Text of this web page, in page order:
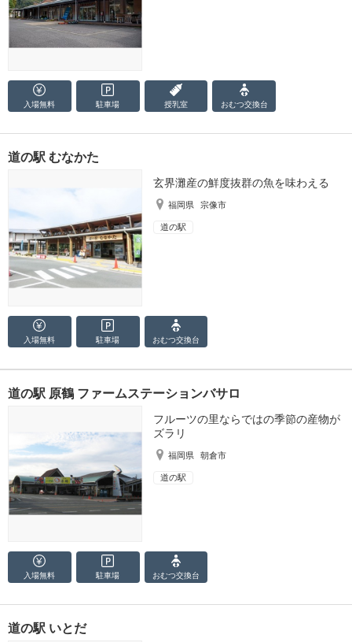
入場無料 駐車場 授乳室 おむつ交換台
道の駅 むなかた
玄界灘産の鮮度抜群の魚を味わえる
福岡県 宗像市
道の駅
入場無料 駐車場 おむつ交換台
道の駅 原鶴 ファームステーションバサロ
フルーツの里ならではの季節の産物が
ズラリ
福岡県 朝倉市
道の駅
入場無料 駐車場 おむつ交換台
道の駅 いとだ